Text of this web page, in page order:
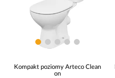
Kompakt poziomy Arteco Clean
on